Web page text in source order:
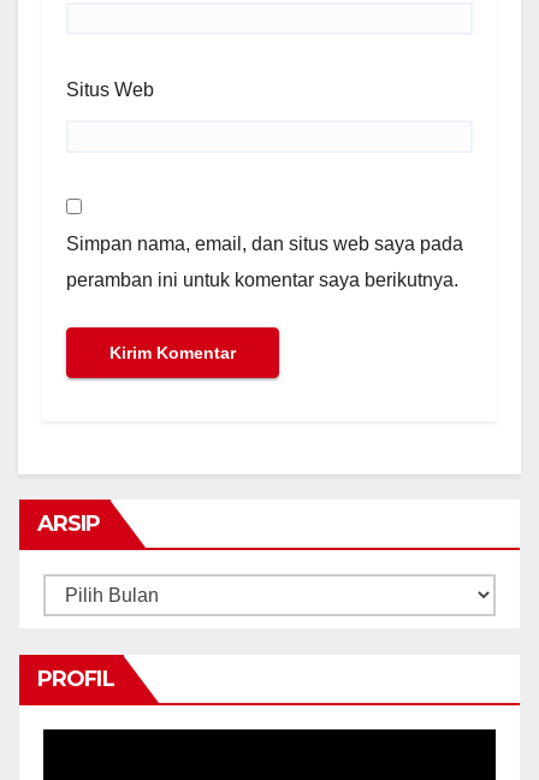
Situs Web
Simpan nama, email, dan situs web saya pada
peramban ini untuk komentar saya berikutnya.
ARSIP
Arsip
PROFIL